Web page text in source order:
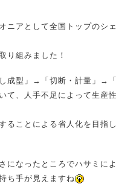
ニアとして全国トップのシ
り組みました！
成型」→「切断・計量」→
て、人手不足によって生産
ることによる省人化を目指
になったところでハサミに
ち手が見えますね